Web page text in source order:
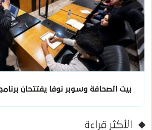
بيت الصحافة وسوبر نوفا يفتتحان
الأكثر قراءة